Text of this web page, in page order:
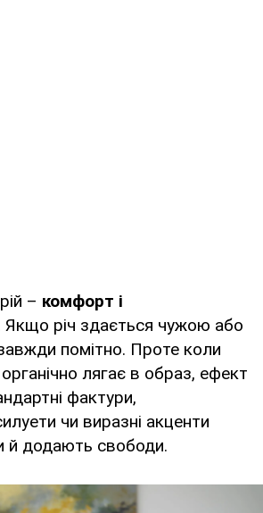
– комфорт і
Якщо річ здається чужою або
помітно. Проте коли
лягає в образ, ефект
фактури,
чи виразні акценти
й додають свободи.